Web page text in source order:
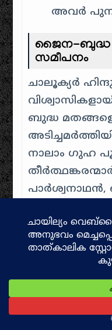
അവർ
ജൈന-ബുദ്ധ
സമീപനം
ചാലൂക്യർ
ബുദ്ധ
നാലാം ഗുഹ
മേഗുതി ജൈന
രാജകീയ
ചൈനീസ്
സാങ് (Hiuen
ൽ പുലകേശി